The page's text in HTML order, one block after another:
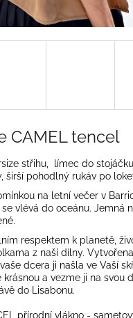
CAMEL tencel
střihu, límec do
širší pohodlný rukáv po
na letní večer v
vlévá do oceánu. Jemná
respektem k planetě,
z naší dílny.
dcera ji našla ve Vaší
a vezme ji na svou
do Lisabonu.
přírodní vlákno -